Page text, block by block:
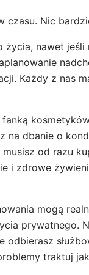
czasu. Nic
nawet jeśli
Każdy z nas
dbanie o
od razu
i zdrowe
mogą
prywatnego.
traktuj